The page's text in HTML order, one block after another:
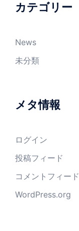
カテゴリー
News
未分類
メタ情報
ログイン
投稿フィード
コメントフィード
WordPress.org